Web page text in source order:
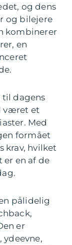
og dens
og bilejere
kombinerer
en
dagens
været et
Med
formået
krav, hvilket
er en af de
pålidelig
er